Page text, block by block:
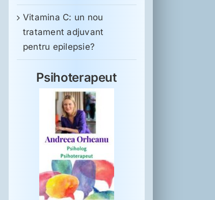
Vitamina C: un nou
tratament adjuvant
pentru epilepsie?
Psihoterapeut